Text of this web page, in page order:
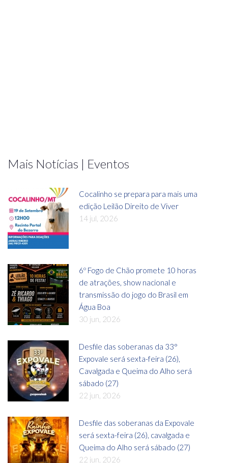
Mais Notícias | Eventos
Cocalinho se prepara para mais uma
edição Leilão Direito de Viver
14 jul, 2026
6º Fogo de Chão promete 10 horas
de atrações, show nacional e
transmissão do jogo do Brasil em
Água Boa
30 jun, 2026
Desfile das soberanas da 33°
Expovale será sexta-feira (26),
Cavalgada e Queima do Alho será
sábado (27)
22 jun, 2026
Desfile das soberanas da Expovale
será sexta-feira (26), cavalgada e
Queima do Alho será sábado (27)
22 jun, 2026